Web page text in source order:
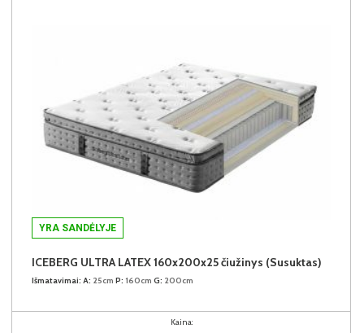
YRA SANDĖLYJE
ICEBERG ULTRA LATEX 160x200x25 čiužinys (Susuktas)
Išmatavimai: A: 25cm P: 160cm G: 200cm
Kaina: